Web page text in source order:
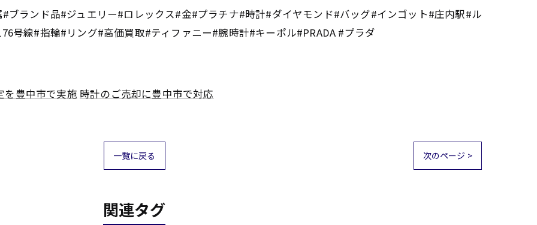
ブランド品#ジュエリー#ロレックス#金#プラチナ#時計#ダイヤモンド#バッグ#インゴット#庄内駅#ル
号線#指輪#リング#高価買取#ティファニー#腕時計#キーポル#PRADA #プラダ
を豊中市で実施 時計のご売却に豊中市で対応
一覧に戻る 次のページ >
関連タグ